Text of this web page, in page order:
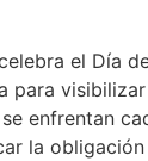
el Día
para
enfrentan
la